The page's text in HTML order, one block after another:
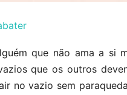
que não ama a si
que os outros
no vazio sem